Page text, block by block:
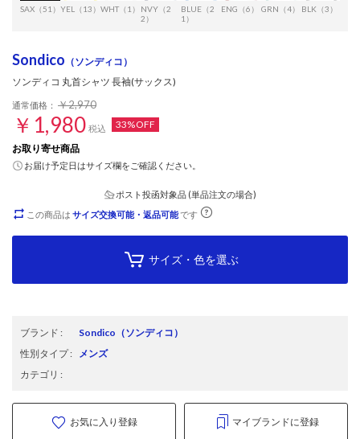
SAX（51） YEL（13） WHT（1）
NVY（2
2）
BLUE（2
1）
ENG（6） GRN（4） BLK（3）
Sondico （ソンディコ）
ソンディコ 丸首シャツ 長袖(サックス)
通常価格： ￥2,970
￥1,980 税込
33%OFF
お取り寄せ商品
お届け予定日はサイズ欄をご確認ください。
ポスト投函対象品 (単品注文の場合)
この商品は サイズ交換可能・返品可能です
サイズ・色を選ぶ
ブランド : Sondico （ソンディコ）
性別タイプ: メンズ
カテゴリ :
お気に入り登録 マイブランドに登録